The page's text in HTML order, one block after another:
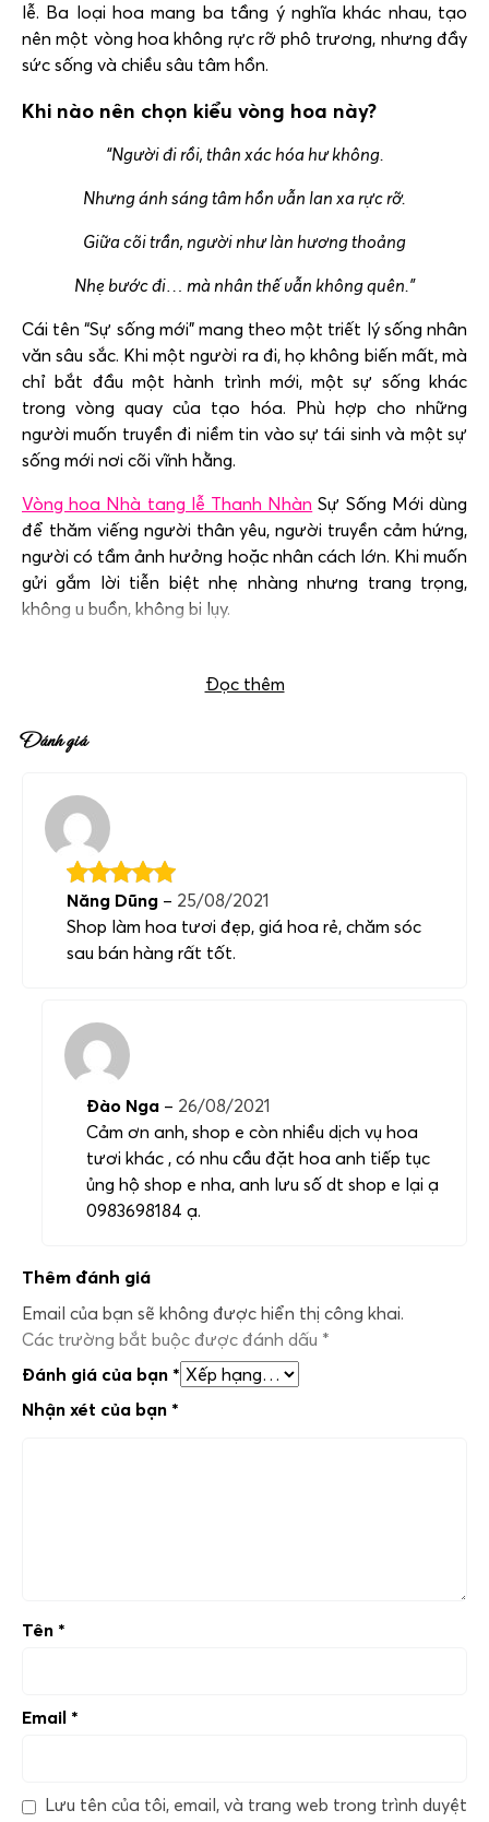
lễ. Ba loại hoa mang ba tầng ý nghĩa khác nhau, tạo
nên một vòng hoa không rực rỡ phô trương, nhưng đầy
sức sống và chiều sâu tâm hồn.
Khi nào nên chọn kiểu vòng hoa này?
“Người đi rồi, thân xác hóa hư không.
Nhưng ánh sáng tâm hồn vẫn lan xa rực rỡ.
Giữa cõi trần, người như làn hương thoảng
Nhẹ bước đi… mà nhân thế vẫn không quên.”
Cái tên “Sự sống mới” mang theo một triết lý sống nhân
văn sâu sắc. Khi một người ra đi, họ không biến mất, mà
chỉ bắt đầu một hành trình mới, một sự sống khác
trong vòng quay của tạo hóa. Phù hợp cho những
người muốn truyền đi niềm tin vào sự tái sinh và một sự
sống mới nơi cõi vĩnh hằng.
Vòng hoa Nhà tang lễ Thanh Nhàn Sự Sống Mới dùng
để thăm viếng người thân yêu, người truyền cảm hứng,
người có tầm ảnh hưởng hoặc nhân cách lớn. Khi muốn
gửi gắm lời tiễn biệt nhẹ nhàng nhưng trang trọng,
không u buồn, không bi lụy.
Đọc thêm
Đánh giá
Năng Dũng – 25/08/2021
Shop làm hoa tươi đẹp, giá hoa rẻ, chăm sóc
sau bán hàng rất tốt.
Đào Nga – 26/08/2021
Cảm ơn anh, shop e còn nhiều dịch vụ hoa
tươi khác , có nhu cầu đặt hoa anh tiếp tục
ủng hộ shop e nha, anh lưu số dt shop e lại ạ
0983698184 ạ.
Thêm đánh giá
Email của bạn sẽ không được hiển thị công khai.
Các trường bắt buộc được đánh dấu *
Đánh giá của bạn *
Nhận xét của bạn *
Tên *
Email *
Lưu tên của tôi, email, và trang web trong trình duyệt